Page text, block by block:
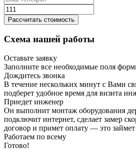
Рассчитать стоимость
Схема нашей работы
Оставьте заявку
Заполните все необходимые поля
Дождитесь звонка
В течение нескольких минут с Вами
подберет удобное время для визита
Приедет инженер
Он выполнит монтаж оборудования
подключит интернет, сделает замер
договор и примет оплату — это
Работаем по всему
Готово!